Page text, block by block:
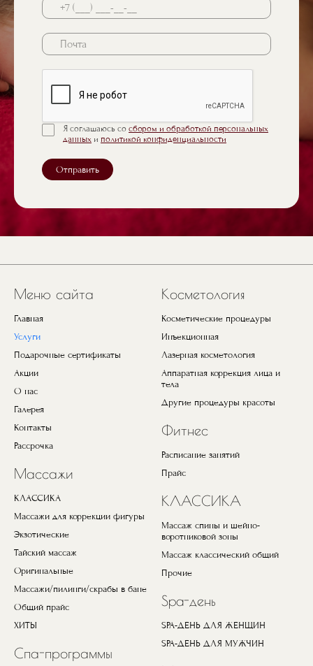
Почта
Я соглашаюсь со сбором и обработкой персональных
данных и политикой конфиденциальности
Отправить
Меню сайта
Главная
Услуги
Подарочные сертификаты
Акции
О нас
Галерея
Контакты
Рассрочка
Массажи
КЛАССИКА
Массажи для коррекции фигуры
Экзотические
Тайский массаж
Оригинальные
Массажи/пилинги/скрабы в бане
Общий прайс
ХИТЫ
Спа-программы
Косметология
Косметические процедуры
Инъекционная
Лазерная косметология
Аппаратная коррекция лица и
тела
Другие процедуры красоты
Фитнес
Расписание занятий
Прайс
КЛАССИКА
Массаж спины и шейно-
воротниковой зоны
Массаж классический общий
Прочие
Spa-день
SPA-ДЕНЬ ДЛЯ ЖЕНЩИН
SPA-ДЕНЬ ДЛЯ МУЖЧИН